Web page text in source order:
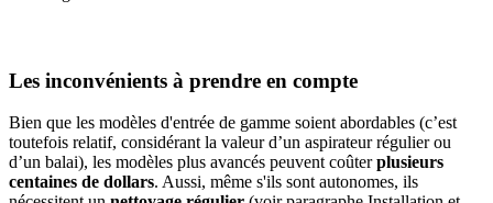
Les inconvénients à prendre en compte
Bien que les modèles d'entrée de gamme soient abordables (c’est
toutefois relatif, considérant la valeur d’un aspirateur régulier ou
d’un balai), les modèles plus avancés peuvent coûterplusieurs
centaines de dollars. Aussi, même s'ils sont autonomes, ils